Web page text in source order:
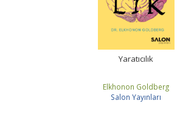
Yaratıcılık
Elkhonon Goldberg
Salon Yayınları